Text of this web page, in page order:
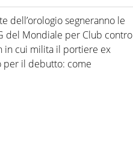
in tutte le sue sfaccettature.
pallone è una cosa serissima,
dell’orologio segneranno le
del Mondiale per Club contro
in cui milita il portiere ex
per il debutto: come